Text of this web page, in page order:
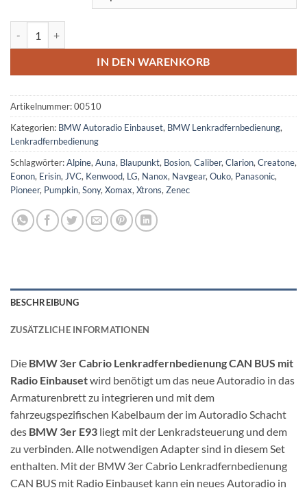
IN DEN WARENKORB
Artikelnummer:00510
Kategorien: BMW Autoradio Einbauset, BMW Lenkradfernbedienung,
Lenkradfernbedienung
Schlagwörter:Alpine, Auna, Blaupunkt, Bosion, Caliber, Clarion, Creatone,
Eonon, Erisin, JVC, Kenwood, LG, Nanox, Navgear, Ouko, Panasonic,
Pioneer, Pumpkin, Sony, Xomax, Xtrons, Zenec
BESCHREIBUNG
ZUSÄTZLICHE INFORMATIONEN
Die BMW 3er Cabrio Lenkradfernbedienung CAN BUS mit
Radio Einbausetwird benötigt um das neue Autoradio in das
Armaturenbrett zu integrieren und mit dem
fahrzeugspezifischen Kabelbaum der im Autoradio Schacht
des BMW 3er E93 liegt mit der Lenkradsteuerung und dem
zu verbinden. Alle notwendigen Adapter sind in diesem Set
enthalten. Mit der BMW 3er Cabrio Lenkradfernbedienung
CAN BUS mit Radio Einbauset kann ein neues Autoradio in